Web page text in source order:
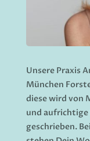
Unsere Praxis
München
diese wird von
und aufrichtige
geschrieben.